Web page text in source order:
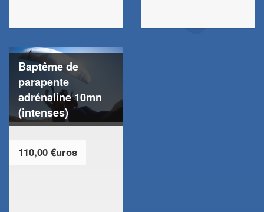
Baptême de
parapente
adrénaline 10mn
(intenses)
110,00 €uros